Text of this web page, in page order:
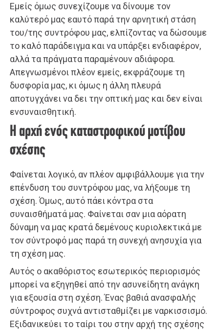
Εμείς όμως συνεχίζουμε να δίνουμε τον
καλύτερό μας εαυτό παρά την αρνητική στάση
του/της συντρόφου μας, ελπίζοντας να δώσουμε
το καλό παράδειγμα και να υπάρξει ενδιαφέρον,
αλλά τα πράγματα παραμένουν αδιάφορα.
Απεγνωσμένοι πλέον εμείς, εκφράζουμε τη
δυσφορία μας, κι όμως η άλλη πλευρά
αποτυγχάνει να δει την οπτική μας και δεν είναι
ενσυναισθητική.
Η αρχή ενός καταστροφικού μοτίβου
σχέσης
Φαίνεται λογικό, αν πλέον αμφιβάλλουμε για την
επένδυση του συντρόφου μας, να λήξουμε τη
σχέση. Όμως, αυτό πάει κόντρα στα
συναισθήματά μας. Φαίνεται σαν μια αόρατη
δύναμη να μας κρατά δεμένους κυριολεκτικά με
τον σύντροφό μας παρά τη συνεχή ανησυχία για
τη σχέση μας.
Αυτός ο ακαθόριστος εσωτερικός περιορισμός
μπορεί να εξηγηθεί από την ασυνείδητη ανάγκη
για εξουσία στη σχέση. Ένας βαθιά ανασφαλής
σύντροφος συχνά αντισταθμίζει με ναρκισσισμό.
Εξιδανικεύει το ταίρι του στην αρχή της σχέσης